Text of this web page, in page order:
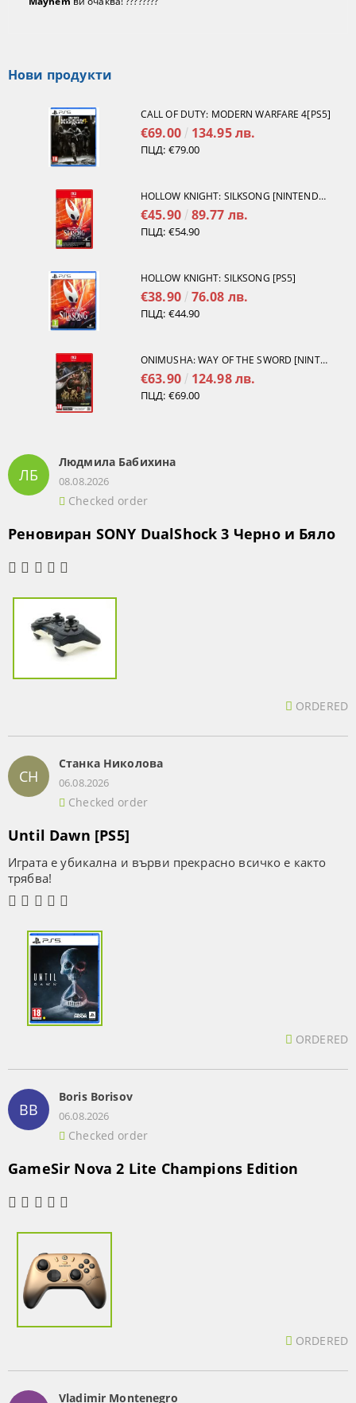
Нови продукти
CALL OF DUTY: MODERN WARFARE 4[PS5]
€69.00 134.95 лв.
ПЦД: €79.00
HOLLOW KNIGHT: SILKSONG [NINTENDO SWITCH 2]
€45.90 89.77 лв.
ПЦД: €54.90
HOLLOW KNIGHT: SILKSONG [PS5]
€38.90 76.08 лв.
ПЦД: €44.90
ONIMUSHA: WAY OF THE SWORD [NINTENDO SWITCH 2]
€63.90 124.98 лв.
ПЦД: €69.00
ЛБ
Людмила Бабихина
08.08.2026
Checked order
Реновиран SONY DualShock 3 Черно и Бяло
ORDERED
СН
Станка Николова
06.08.2026
Checked order
Until Dawn [PS5]
Играта е убикална и върви прекрасно всичко е както
трябва!
ORDERED
BB
Boris Borisov
06.08.2026
Checked order
GameSir Nova 2 Lite Champions Edition
ORDERED
Vladimir Montenegro